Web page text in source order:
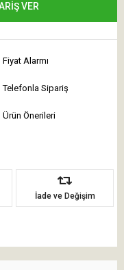
VER
Fiyat Alarmı
Telefonla Sipariş
Ürün Önerileri
İade ve Değişim